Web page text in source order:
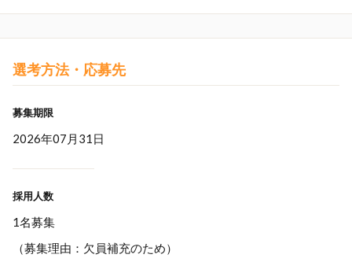
選考方法・応募先
募集期限
2026年07月31日
採用人数
1名募集
（募集理由：欠員補充のため）